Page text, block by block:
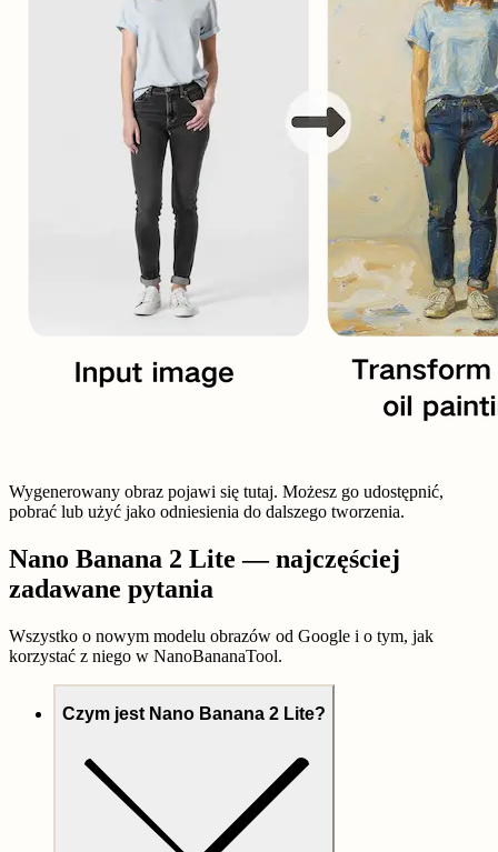
Wygenerowany obraz pojawi się tutaj. Możesz go udostępnić,
pobrać lub użyć jako odniesienia do dalszego tworzenia.
Nano Banana 2 Lite — najczęściej
zadawane pytania
Wszystko o nowym modelu obrazów od Google i o tym, jak
korzystać z niego w NanoBananaTool.
Czym jest Nano Banana 2 Lite?